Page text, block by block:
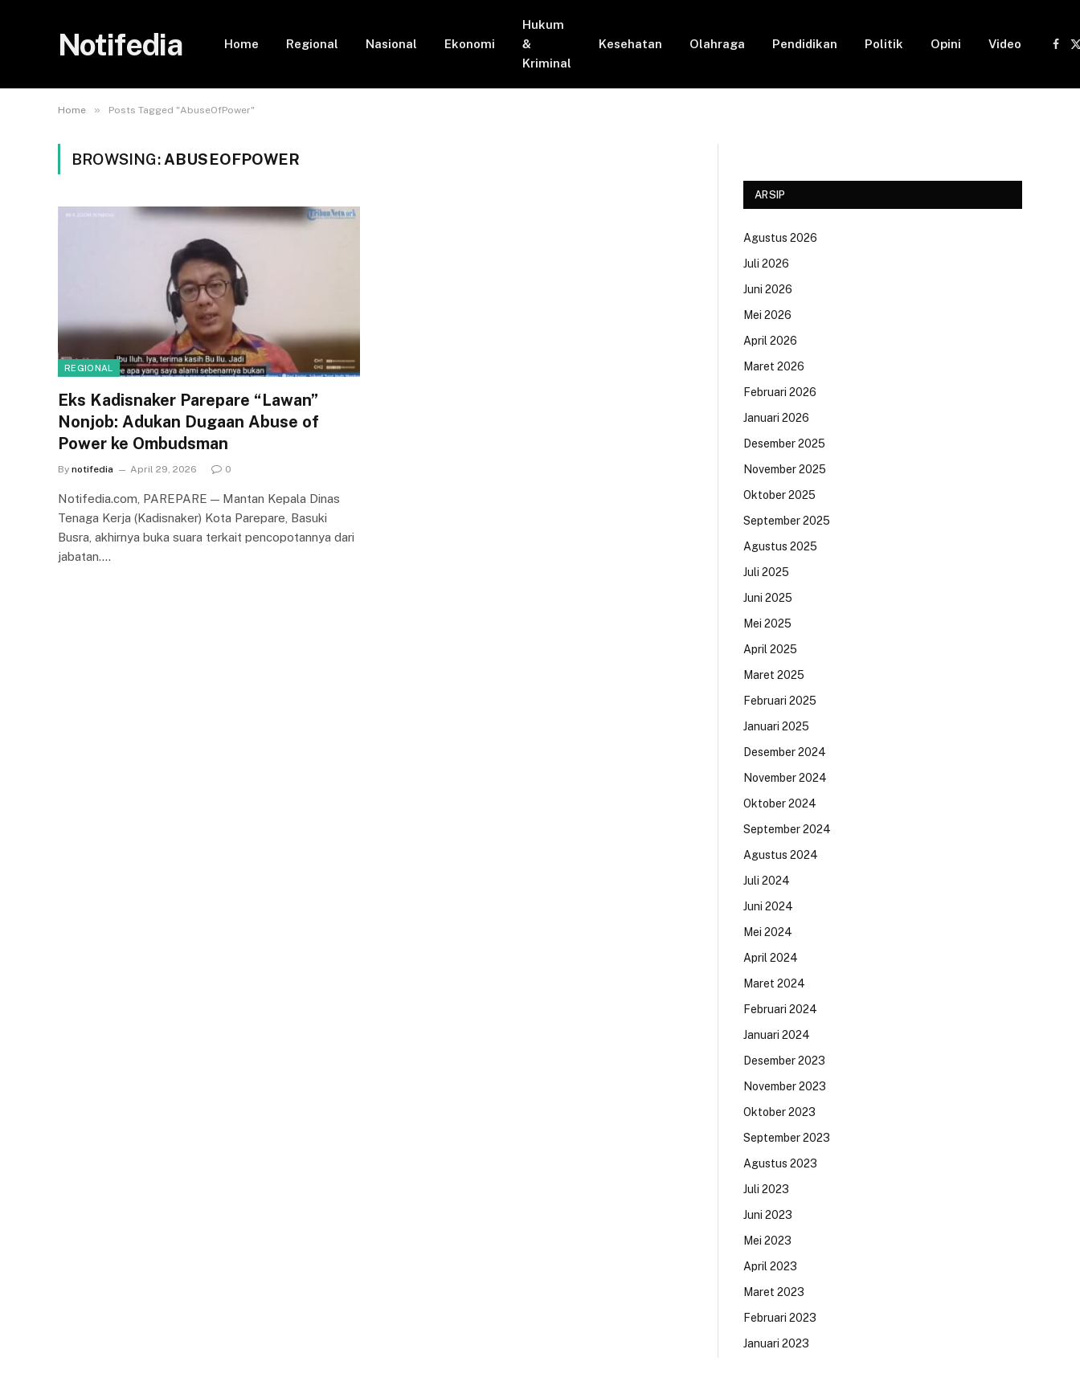
Notifedia Home Regional Nasional Ekonomi
Hukum
&
Kriminal
Kesehatan Olahraga Pendidikan Politik Opini Video
Home » Posts Tagged "AbuseOfPower"
BROWSING: ABUSEOFPOWER
REGIONAL
Eks Kadisnaker Parepare “Lawan”
Nonjob: Adukan Dugaan Abuse of
Power ke Ombudsman
By notifedia April 29, 2026 0
Notifedia.com, PAREPARE — Mantan Kepala Dinas
Tenaga Kerja (Kadisnaker) Kota Parepare, Basuki
Busra, akhirnya buka suara terkait pencopotannya dari
jabatan.…
ARSIP
Agustus 2026
Juli 2026
Juni 2026
Mei 2026
April 2026
Maret 2026
Februari 2026
Januari 2026
Desember 2025
November 2025
Oktober 2025
September 2025
Agustus 2025
Juli 2025
Juni 2025
Mei 2025
April 2025
Maret 2025
Februari 2025
Januari 2025
Desember 2024
November 2024
Oktober 2024
September 2024
Agustus 2024
Juli 2024
Juni 2024
Mei 2024
April 2024
Maret 2024
Februari 2024
Januari 2024
Desember 2023
November 2023
Oktober 2023
September 2023
Agustus 2023
Juli 2023
Juni 2023
Mei 2023
April 2023
Maret 2023
Februari 2023
Januari 2023